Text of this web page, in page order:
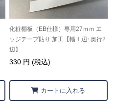
化粧棚板（EB仕様）専用27ｍｍ エ
ッジテープ貼り 加工【幅１辺+奥行2
辺】
330 円 (税込)
カートに入れる